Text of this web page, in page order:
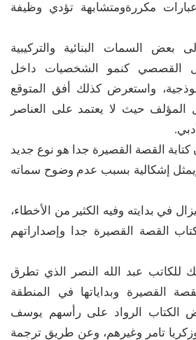
مكررةومتشابهة تؤدي وظيفة
السمات البنائية والتركيبية
القصصي كنمو الشخصيات داخل
واستعرض كذلك أفق المتوقع
المؤلف حيث لا يعتمد على العناصر
كتابة القصة القصيرة جدا هو نوع جديد
إشكالية بسبب عدم وضوح سماته
في بدايته وفيه الكثير من الأخطاء،
القصة القصيرة جدا وإصداراتهم
للكاتب عبد الله النصر الذي تطرق
القصيرة وبداياتها في المنطقة
الكتاب الرواد على رأسهم يوسف
تامر وغيرهم، وعن طريق ترجمة